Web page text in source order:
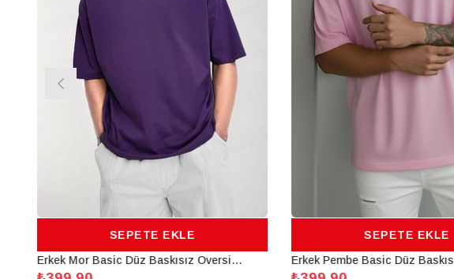
SEPETE EKLE
Erkek Mor Basic Düz Baskısız Oversize Salas Boyfriend T-Shirt
SEPETE EKLE